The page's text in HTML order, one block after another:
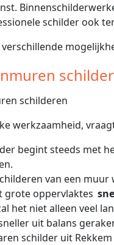
schilder ook
verschillende
werkzaamheid,
begint steeds met
van een
grote oppervlaktes
het niet alleen veel
uit balans
schilder uit